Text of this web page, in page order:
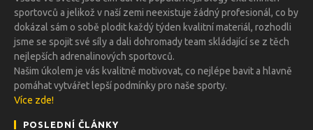
sportovců a jelikož v naší zemi neexistuje žádný profesionál, co by
dokázal sám o sobě plodit každý týden kvalitní materiál, rozhodli
jsme se spojit své síly a dali dohromady team skládající se z těch
nejlepších adrenalinových sportovců.
Našim úkolem je vás kvalitně motivovat, co nejlépe bavit a hlavně
pomáhat vytvářet lepší podmínky pro naše sporty.
Více zde!
POSLEDNÍ ČLÁNKY